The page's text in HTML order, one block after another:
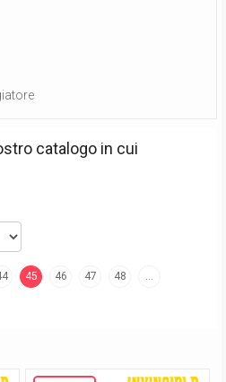
catalogo in cui
45
46 47 48 …